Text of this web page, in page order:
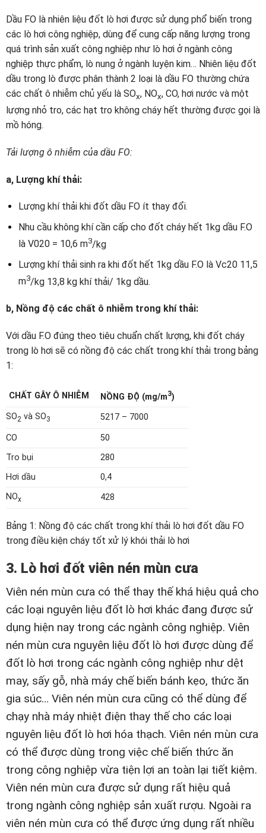
Dầu FO là nhiên liệu đốt lò hơi được sử dụng phổ biến trong
các lò hơi công nghiệp, dùng để cung cấp năng lượng trong
quá trình sản xuất công nghiệp như lò hơi ở ngành công
nghiệp thực phẩm, lò nung ở ngành luyện kim… Nhiên liệu đốt
dầu trong lò được phân thành 2 loại là dầu FO thường chứa
các chất ô nhiễm chủ yếu là SOx, NOx, CO, hơi nước và một
lượng nhỏ tro, các hạt tro không cháy hết thường được gọi là
mồ hóng.
Tải lượng ô nhiễm của dầu FO:
a, Lượng khí thải:
Lượng khí thải khi đốt dầu FO ít thay đổi.
Nhu cầu không khí cần cấp cho đốt cháy hết 1kg dầu F.O
là V020 = 10,6 m3/kg
Lượng khí thải sinh ra khi đốt hết 1kg dầu F.O là Vc20 11,5
m3/kg 13,8 kg khí thải/ 1kg dầu.
b, Nồng độ các chất ô nhiễm trong khí thải:
Với dầu F.O đúng theo tiêu chuẩn chất lượng, khi đốt cháy
trong lò hơi sẽ có nồng độ các chất trong khí thải trong bảng
1:
CHẤT GÂY Ô NHIỄM NỒNG ĐỘ (mg/m3)
SO2 và SO3 5217 – 7000
CO
50
Tro bụi
280
Hơi dầu
0,4
NOx 428
Bảng 1: Nồng độ các chất trong khí thải lò hơi đốt dầu FO
trong điều kiện cháy tốt xử lý khói thải lò hơi
3. Lò hơi đốt viên nén mùn cưa
Viên nén mùn cưa có thể thay thế khá hiệu quả cho
các loại nguyên liệu đốt lò hơi khác đang được sử
dụng hiện nay trong các ngành công nghiệp. Viên
nén mùn cưa nguyên liệu đốt lò hơi được dùng để
đốt lò hơi trong các ngành công nghiệp như dệt
may, sấy gỗ, nhà máy chế biến bánh kẹo, thức ăn
gia súc… Viên nén mùn cưa cũng có thể dùng để
chạy nhà máy nhiệt điện thay thế cho các loại
nguyên liệu đốt lò hơi hóa thạch. Viên nén mùn cưa
có thể được dùng trong việc chế biến thức ăn
trong công nghiệp vừa tiện lợi an toàn lại tiết kiệm.
Viên nén mùn cưa được sử dụng rất hiệu quả
trong ngành công nghiệp sản xuất rượu. Ngoài ra
viên nén mùn cưa có thể được ứng dụng rất nhiều